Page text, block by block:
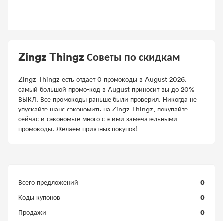
Zingz Thingz Советы по скидкам
Zingz Thingz есть отдает 0 промокоды в August 2026.
самый большой промо-код в August приносит вы до 20%
ВЫКЛ. Все промокоды раньше были проверил. Никогда не
упускайте шанс сэкономить на Zingz Thingz, покупайте
сейчас и сэкономьте много с этими замечательными
промокоды. Желаем приятных покупок!
Всего предложений 0
Коды купонов 0
Продажи 0